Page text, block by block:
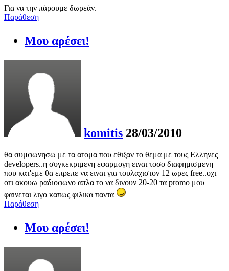
Για να την πάρουμε δωρεάν.
Παράθεση
Μου αρέσει!
komitis 28/03/2010
θα συμφωνησω με τα ατομα που εθιξαν το θεμα με τους Ελληνες
developers..η συγκεκριμενη εφαρμογη ειναι τοσο διαφημισμενη
που κατ'εμε θα επρεπε να ειναι για τουλαχιστον 12 ωρες free..οχι
οτι ακουω ραδιοφωνο απλα το να δινουν 20-20 τα promo μου
φαινεται λιγο καπως φιλικα παντα
Παράθεση
Μου αρέσει!